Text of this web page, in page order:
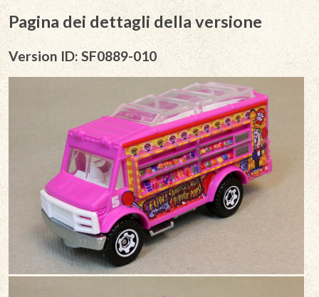
Pagina dei dettagli della versione
Version ID: SF0889-010